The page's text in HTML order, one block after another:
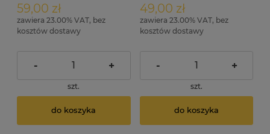
59,00 zł
zawiera 23.00% VAT, bez
kosztów dostawy
- +
szt.
do koszyka
49,00 zł
zawiera 23.00% VAT, bez
kosztów dostawy
- +
szt.
do koszyka